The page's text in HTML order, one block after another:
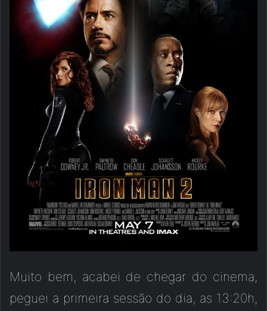
Muito bem, acabei de chegar do cinema,
peguei a primeira sessão do dia, as 13:20h,